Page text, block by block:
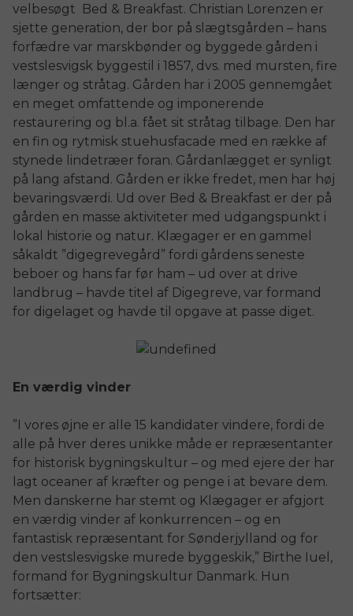
velbesøgt Bed & Breakfast. Christian Lorenzen er
sjette generation, der bor på slægtsgården – hans
forfædre var marskbønder og byggede gården i
vestslesvigsk byggestil i 1857, dvs. med mursten, fire
længer og stråtag. Gården har i 2005 gennemgået
en meget omfattende og imponerende
restaurering og bl.a. fået sit stråtag tilbage. Den har
en fin og rytmisk stuehusfacade med en række af
stynede lindetræer foran. Gårdanlægget er synligt
på lang afstand. Gården er ikke fredet, men har høj
bevaringsværdi. Ud over Bed & Breakfast er der på
gården en masse aktiviteter med udgangspunkt i
lokal historie og natur. Klægager er en gammel
såkaldt ”digegrevegård” fordi gårdens seneste
beboer og hans far før ham – ud over at drive
landbrug – havde titel af Digegreve, var formand
for digelaget og havde til opgave at passe diget.
En værdig vinder
”I vores øjne er alle 15 kandidater vindere, fordi de
alle på hver deres unikke måde er repræsentanter
for historisk bygningskultur – og med ejere der har
lagt oceaner af kræfter og penge i at bevare dem.
Men danskerne har stemt og Klægager er afgjort
en værdig vinder af konkurrencen – og en
fantastisk repræsentant for Sønderjylland og for
den vestslesvigske murede byggeskik,” Birthe Iuel,
formand for Bygningskultur Danmark. Hun
fortsætter: